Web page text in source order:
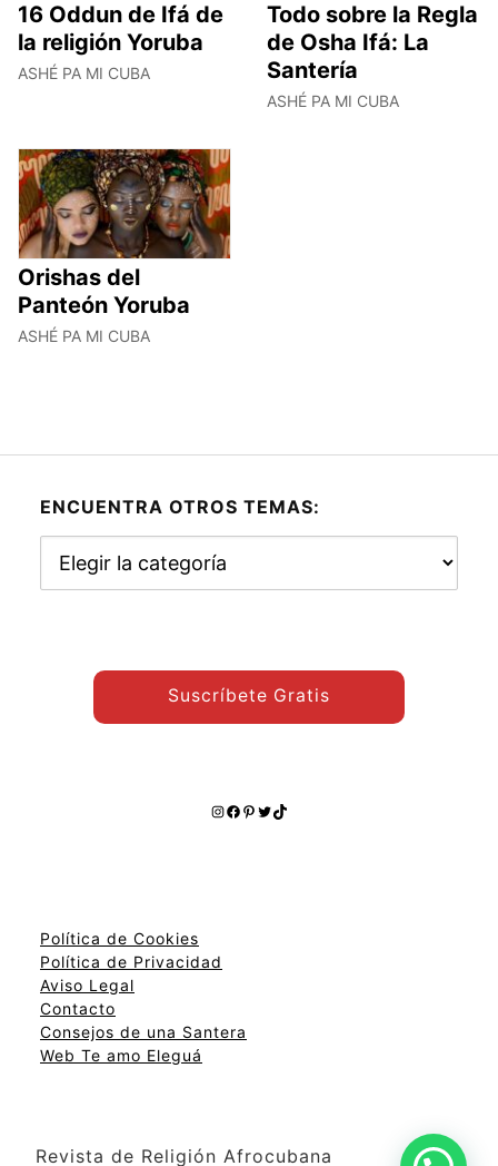
16 Oddun de Ifá de
la religión Yoruba
ASHÉ PA MI CUBA
Todo sobre la Regla
de Osha Ifá: La
Santería
ASHÉ PA MI CUBA
Orishas del
Panteón Yoruba
ASHÉ PA MI CUBA
ENCUENTRA OTROS TEMAS:
otros
Suscríbete Gratis
Instagram
Facebook
Pinterest
Twitter
TikTok
Política de Cookies
Política de Privacidad
Aviso Legal
Contacto
Consejos de una Santera
Web Te amo Eleguá
Revista de Religión Afrocubana